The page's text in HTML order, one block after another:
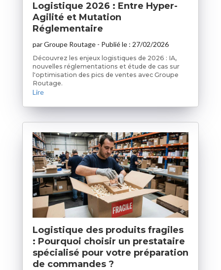
Logistique 2026 : Entre Hyper-
Agilité et Mutation
Réglementaire
parGroupe Routage- Publié le : 27/02/2026
Découvrez les enjeux logistiques de 2026 : IA,
nouvelles réglementations et étude de cas sur
l'optimisation des pics de ventes avec Groupe
Routage.
Lire
Logistique des produits fragiles
: Pourquoi choisir un prestataire
spécialisé pour votre préparation
de commandes ?